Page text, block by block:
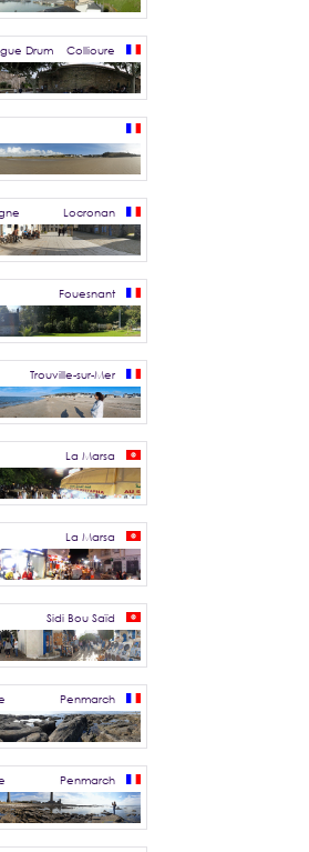
Drum Collioure
Locronan
Fouesnant
Trouville-sur-Mer
La Marsa
La Marsa
Sidi Bou Saïd
Penmarch
Penmarch